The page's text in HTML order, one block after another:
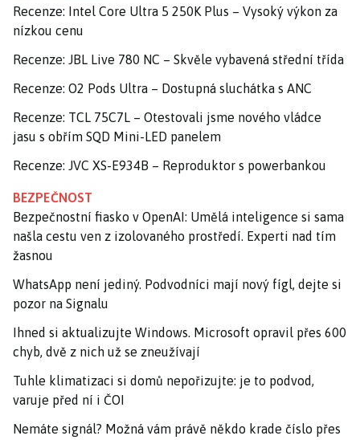
Recenze: Intel Core Ultra 5 250K Plus – Vysoký výkon za
nízkou cenu
Recenze: JBL Live 780 NC – Skvěle vybavená střední třída
Recenze: O2 Pods Ultra – Dostupná sluchátka s ANC
Recenze: TCL 75C7L – Otestovali jsme nového vládce
jasu s obřím SQD Mini-LED panelem
Recenze: JVC XS-E934B – Reproduktor s powerbankou
BEZPEČNOST
Bezpečnostní fiasko v OpenAI: Umělá inteligence si sama
našla cestu ven z izolovaného prostředí. Experti nad tím
žasnou
WhatsApp není jediný. Podvodníci mají nový fígl, dejte si
pozor na Signalu
Ihned si aktualizujte Windows. Microsoft opravil přes 600
chyb, dvě z nich už se zneužívají
Tuhle klimatizaci si domů nepořizujte: je to podvod,
varuje před ní i ČOI
Nemáte signál? Možná vám právě někdo krade číslo přes